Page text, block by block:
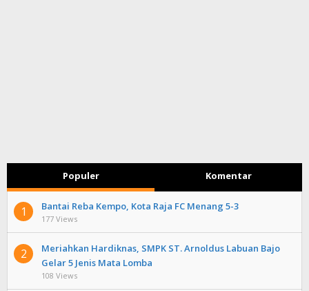
Populer Komentar
1 Bantai Reba Kempo, Kota Raja FC Menang 5-3
177 Views
2
Meriahkan Hardiknas, SMPK ST. Arnoldus Labuan Bajo
Gelar 5 Jenis Mata Lomba
108 Views